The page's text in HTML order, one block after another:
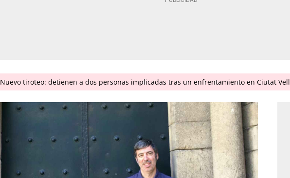
Nuevo tiroteo: detienen a dos personas implicadas tras un enfrentamiento en Ciutat